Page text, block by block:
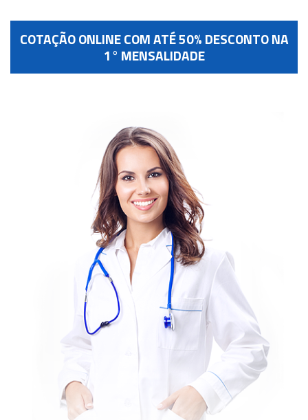
COTAÇÃO ONLINE COM ATÉ 50% DESCONTO NA
1° MENSALIDADE